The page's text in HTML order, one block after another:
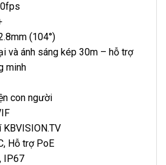
(104°)
và ánh sáng kép 30m – hỗ trợ
minh
con người
KBVISION.TV
Hỗ trợ PoE
IP67